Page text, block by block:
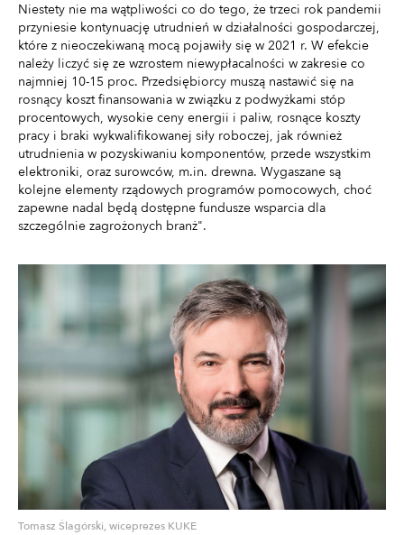
Niestety nie ma wątpliwości co do tego, że trzeci rok pandemii
przyniesie kontynuację utrudnień w działalności gospodarczej,
które z nieoczekiwaną mocą pojawiły się w 2021 r. W efekcie
należy liczyć się ze wzrostem niewypłacalności w zakresie co
najmniej 10-15 proc. Przedsiębiorcy muszą nastawić się na
rosnący koszt finansowania w związku z podwyżkami stóp
procentowych, wysokie ceny energii i paliw, rosnące koszty
pracy i braki wykwalifikowanej siły roboczej, jak również
utrudnienia w pozyskiwaniu komponentów, przede wszystkim
elektroniki, oraz surowców, m.in. drewna. Wygaszane są
kolejne elementy rządowych programów pomocowych, choć
zapewne nadal będą dostępne fundusze wsparcia dla
szczególnie zagrożonych branż".
Tomasz Ślagórski, wiceprezes KUKE